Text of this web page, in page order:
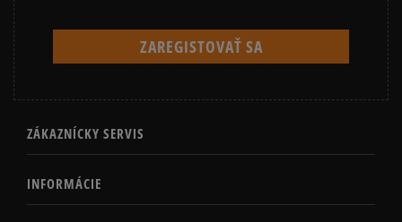
ZÁKAZNÍCKY SERVIS
INFORMÁCIE